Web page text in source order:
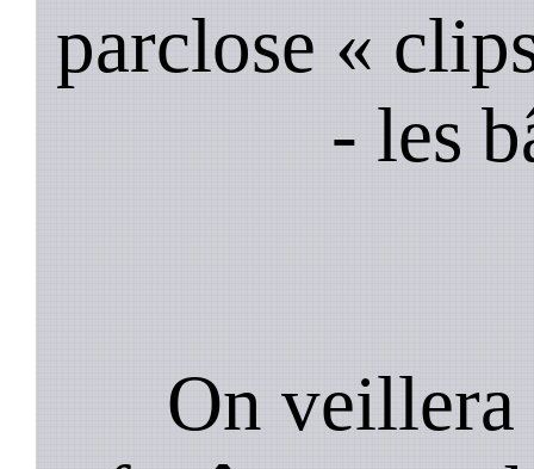
parclose «
- les
On veillera